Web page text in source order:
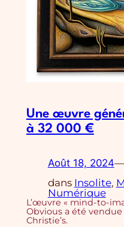
Une œuvre
à 32 000 €
Août 18, 2024—
dans Insolite,
Numérique
L’œuvre « mind-to-
Obvious a été
Christie’s.